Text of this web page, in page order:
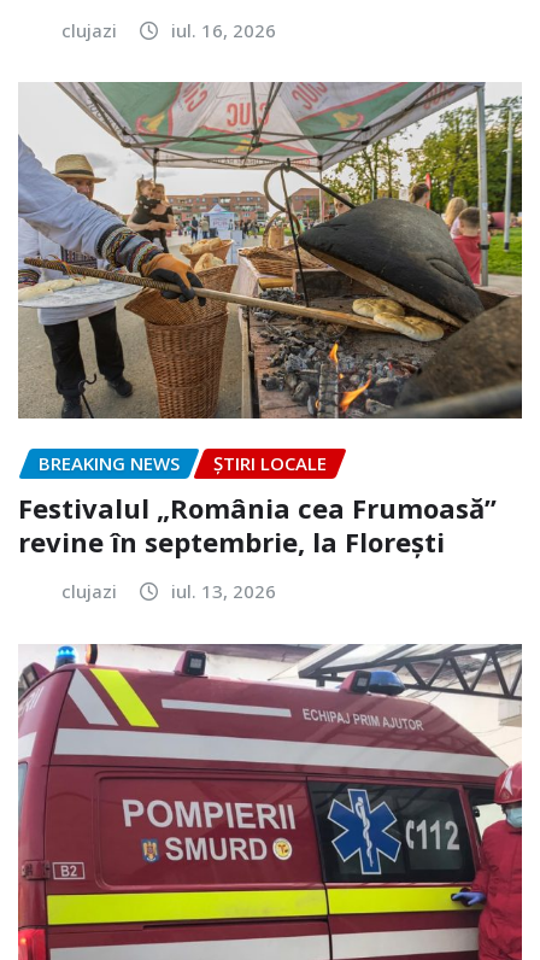
clujazi iul. 16, 2026
BREAKING NEWS ȘTIRI LOCALE
Festivalul „România cea Frumoasă”
revine în septembrie, la Florești
clujazi iul. 13, 2026